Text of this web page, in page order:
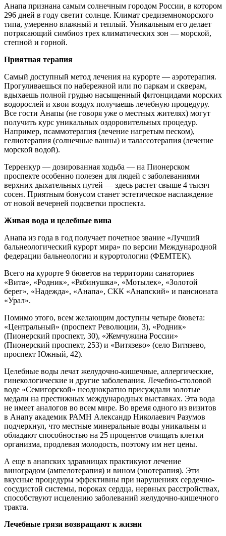
Анапа признана самым солнечным городом России, в котором
296 дней в году светит солнце. Климат средиземноморского
типа, умеренно влажный и теплый. Уникальным его делает
потрясающий симбиоз трех климатических зон — морской,
степной и горной.
Приятная терапия
Самый доступный метод лечения на курорте — аэротерапия.
Прогуливаешься по набережной или по паркам и скверам,
вдыхаешь полной грудью насыщенный фитонцидами морских
водорослей и хвои воздух получаешь лечебную процедуру.
Все гости Анапы (не говоря уже о местных жителях) могут
получить курс уникальных оздоровительных процедур.
Например, псаммотерапия (лечение нагретым песком),
гелиотерапия (солнечные ванны) и талассотерапия (лечение
морской водой).
Терренкур — дозированная ходьба — на Пионерском
проспекте особенно полезен для людей с заболеваниями
верхних дыхательных путей — здесь растет свыше 4 тысяч
сосен. Приятным бонусом станет эстетическое наслаждение
от новой вечерней подсветки проспекта.
Живая вода и целебные вина
Анапа из года в год получает почетное звание «Лучший
бальнеологический курорт мира» по версии Международной
федерации бальнеологии и курортологии (ФЕМТЕК).
Всего на курорте 9 бюветов на территории санаториев
«Вита», «Родник», «Рябинушка», «Мотылек», «Золотой
берег», «Надежда», «Анапа», СКК «Анапский» и пансионата
«Урал».
Помимо этого, всем желающим доступны четыре бювета:
«Центральный» (проспект Революции, 3), «Родник»
(Пионерский проспект, 30), «Жемчужина России»
(Пионерский проспект, 253) и «Витязево» (село Витязево,
проспект Южный, 42).
Целебные воды лечат желудочно-кишечные, аллергические,
гинекологические и другие заболевания. Лечебно-столовой
воде «Семигорской» неоднократно присуждали золотые
медали на престижных международных выставках. Эта вода
не имеет аналогов во всем мире. Во время одного из визитов
в Анапу академик РАМН Александр Николаевич Разумов
подчеркнул, что местные минеральные воды уникальны и
обладают способностью на 25 процентов очищать клетки
организма, продлевая молодость, поэтому им нет цены.
А еще в анапских здравницах практикуют лечение
виноградом (ампелотерапия) и вином (энотерапия). Эти
вкусные процедуры эффективны при нарушениях сердечно-
сосудистой системы, пороках сердца, нервных расстройствах,
способствуют исцелению заболеваний желудочно-кишечного
тракта.
Лечебные грязи возвращают к жизни